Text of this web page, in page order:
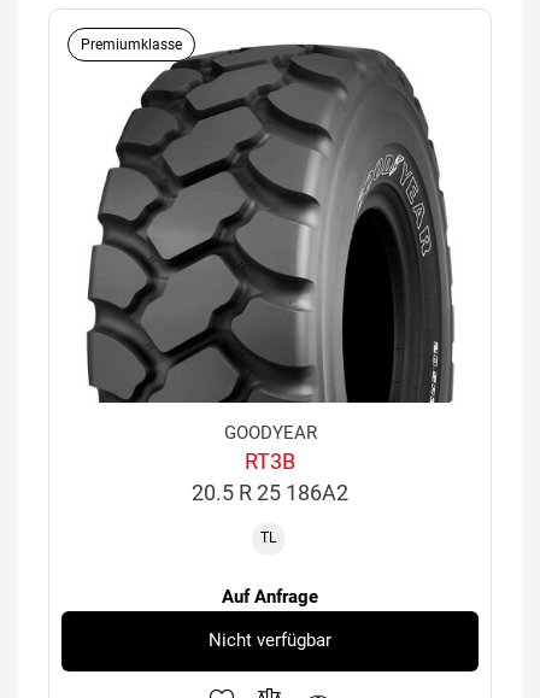
Premiumklasse
GOODYEAR
RT3B
20.5 R 25 186A2
TL
Auf Anfrage
Nicht verfügbar